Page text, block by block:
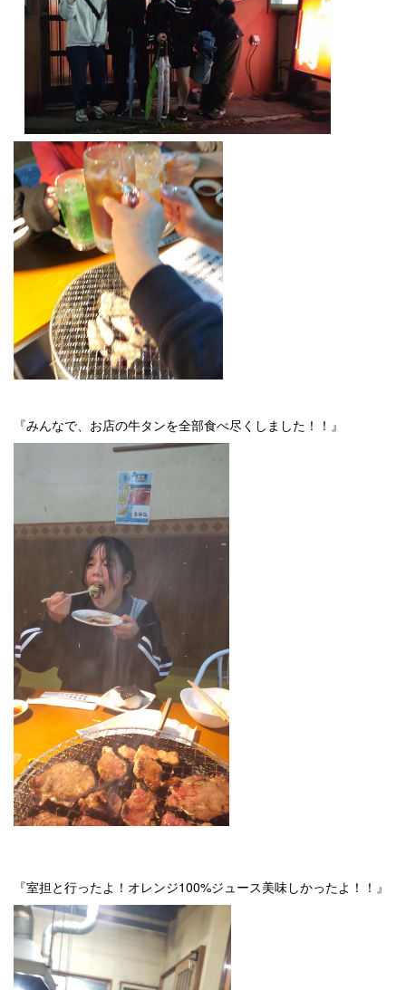
『みんなで、お店の牛タンを全部食べ尽くしました！！』
『室担と行ったよ！オレンジ100%ジュース美味しかったよ！！』